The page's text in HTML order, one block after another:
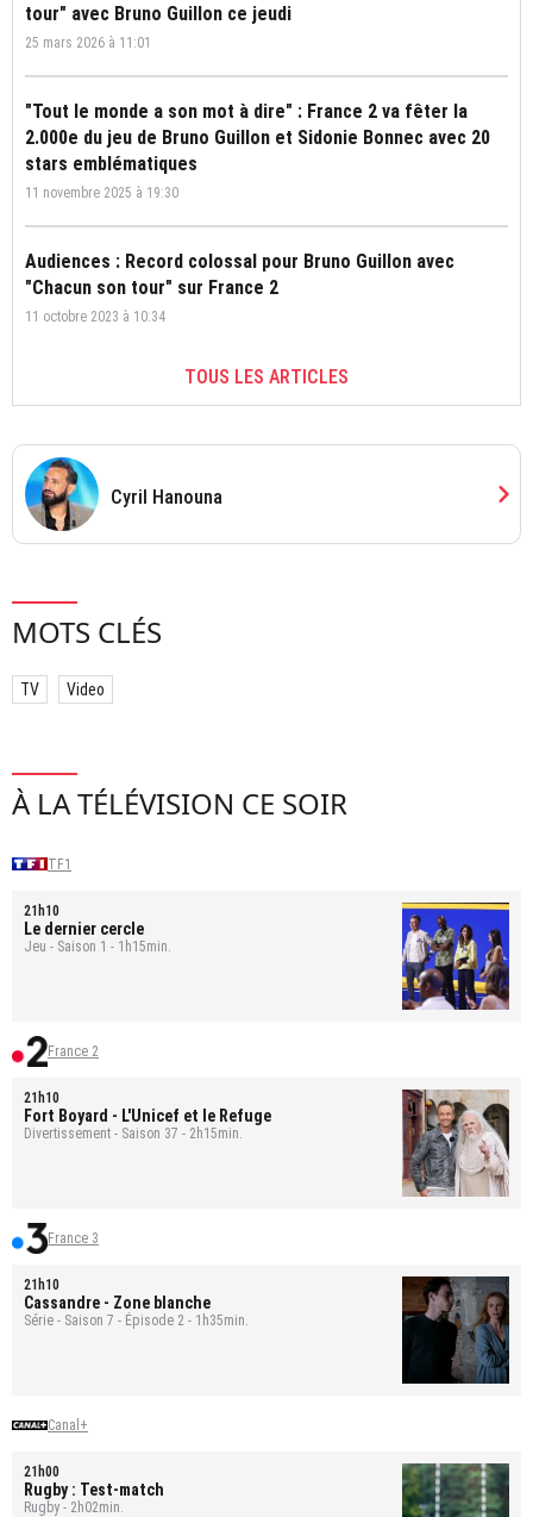
tour" avec Bruno Guillon ce jeudi
25 mars 2026 à 11:01
"Tout le monde a son mot à dire" : France 2 va fêter la
2.000e du jeu de Bruno Guillon et Sidonie Bonnec avec 20
stars emblématiques
11 novembre 2025 à 19:30
Audiences : Record colossal pour Bruno Guillon avec
"Chacun son tour" sur France 2
11 octobre 2023 à 10:34
TOUS LES ARTICLES
Cyril Hanouna chevron_right
MOTS CLÉS
TV Video
À LA TÉLÉVISION CE SOIR
TF1
21h10
Le dernier cercle
Jeu - Saison 1 - 1h15min.
France 2
21h10
Fort Boyard - L'Unicef et le Refuge
Divertissement - Saison 37 - 2h15min.
France 3
21h10
Cassandre - Zone blanche
Série - Saison 7 - Épisode 2 - 1h35min.
Canal+
21h00
Rugby : Test-match
Rugby - 2h02min.